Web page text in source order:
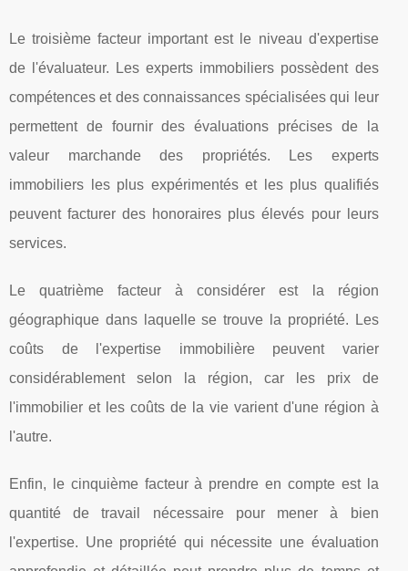
Le troisième facteur important est le niveau d'expertise
de l'évaluateur. Les experts immobiliers possèdent des
compétences et des connaissances spécialisées qui leur
permettent de fournir des évaluations précises de la
valeur marchande des propriétés. Les experts
immobiliers les plus expérimentés et les plus qualifiés
peuvent facturer des honoraires plus élevés pour leurs
services.
Le quatrième facteur à considérer est la région
géographique dans laquelle se trouve la propriété. Les
coûts de l'expertise immobilière peuvent varier
considérablement selon la région, car les prix de
l'immobilier et les coûts de la vie varient d'une région à
l'autre.
Enfin, le cinquième facteur à prendre en compte est la
quantité de travail nécessaire pour mener à bien
l'expertise. Une propriété qui nécessite une évaluation